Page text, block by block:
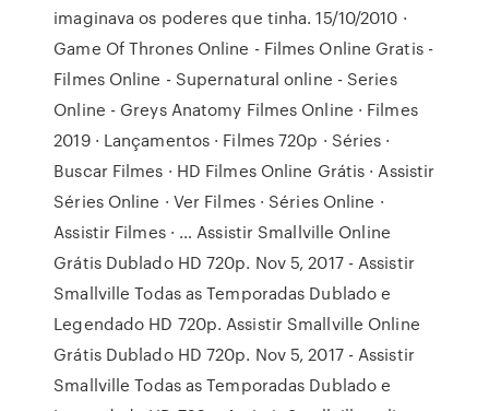
imaginava os poderes que tinha. 15/10/2010 ·
Game Of Thrones Online - Filmes Online Gratis -
Filmes Online - Supernatural online - Series
Online - Greys Anatomy Filmes Online · Filmes
2019 · Lançamentos · Filmes 720p · Séries ·
Buscar Filmes · HD Filmes Online Grátis · Assistir
Séries Online · Ver Filmes · Séries Online ·
Assistir Filmes · … Assistir Smallville Online
Grátis Dublado HD 720p. Nov 5, 2017 - Assistir
Smallville Todas as Temporadas Dublado e
Legendado HD 720p. Assistir Smallville Online
Grátis Dublado HD 720p. Nov 5, 2017 - Assistir
Smallville Todas as Temporadas Dublado e